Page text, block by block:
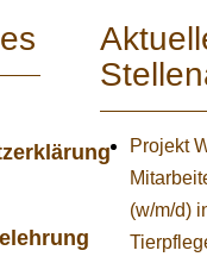
Projekt
(w/m/d)